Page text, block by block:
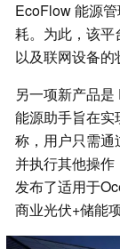
EcoFlow 能源
耗。为此，该
以及联网设备的
另一项新产品
能源助手旨在
称，用户只需
并执行其他操
发布了适用于
商业光伏+储能